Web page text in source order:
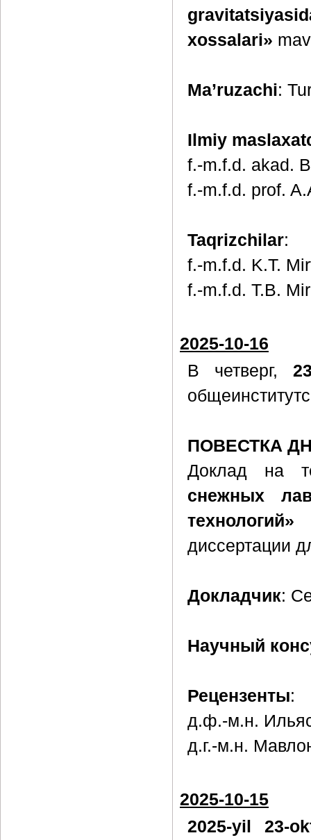
xossalari»
Ma’ruzachi:
Ilmiy
f.-m.f.d. akad.
f.-m.f.d. prof.
Taqrizchilar:
f.-m.f.d. K.T.
f.-m.f.d. T.B.
2025-10-16
В четверг,
ПОВЕСТКА
Доклад на
снежных
технологий»
диссертации
Докладчик:
Научный
Рецензенты:
д.ф.-м.н.
д.г.-м.н.
2025-10-15
2025-yil 23-